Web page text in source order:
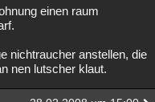
Allmystery
Neue Geschlossen
einen raum
nichtraucher anstellen, die
nen lutscher klaut.